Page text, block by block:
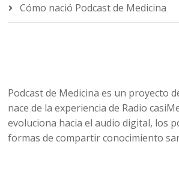
Cómo nació Podcast de Medicina
Podcast de Medicina es un proyecto
nace de la experiencia de Radio
evoluciona hacia el audio digital, los
formas de compartir conocimiento